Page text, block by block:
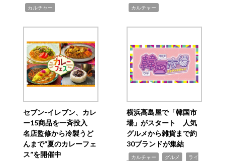
カルチャー カルチャー
セブン‐イレブン、カレ
ー15商品を一斉投入
名店監修から冷製うど
んまで“夏のカレーフェ
ス”を開催中
横浜高島屋で「韓国市
場」がスタート 人気
グルメから雑貨まで約
30ブランドが集結
カルチャー グルメ
ライ